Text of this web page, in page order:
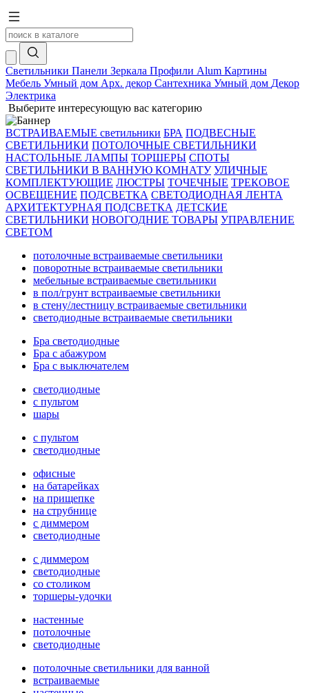
Светильники Панели Зеркала Профили Alum Картины
Мебель Умный дом Арх. декор Сантехника Умный дом Декор
Электрика
Выберите интересующую вас категорию
ВСТРАИВАЕМЫЕ светильники БРА ПОДВЕСНЫЕ
СВЕТИЛЬНИКИ ПОТОЛОЧНЫЕ СВЕТИЛЬНИКИ
НАСТОЛЬНЫЕ ЛАМПЫ ТОРШЕРЫ СПОТЫ
СВЕТИЛЬНИКИ В ВАННУЮ КОМНАТУ УЛИЧНЫЕ
КОМПЛЕКТУЮЩИЕ ЛЮСТРЫ ТОЧЕЧНЫЕ ТРЕКОВОЕ
ОСВЕЩЕНИЕ ПОДСВЕТКА СВЕТОДИОДНАЯ ЛЕНТА
АРХИТЕКТУРНАЯ ПОДСВЕТКА ДЕТСКИЕ
СВЕТИЛЬНИКИ НОВОГОДНИЕ ТОВАРЫ УПРАВЛЕНИЕ
СВЕТОМ
потолочные встраиваемые светильники
поворотные встраиваемые светильники
мебельные встраиваемые светильники
в пол/грунт встраиваемые светильники
в стену/лестницу встраиваемые светильники
светодиодные встраиваемые светильники
Бра светодиодные
Бра с абажуром
Бра с выключателем
светодиодные
с пультом
шары
с пультом
светодиодные
офисные
на батарейках
на прищепке
на струбнице
с диммером
светодиодные
с диммером
светодиодные
со столиком
торшеры-удочки
настенные
потолочные
светодиодные
потолочные светильники для ванной
встраиваемые